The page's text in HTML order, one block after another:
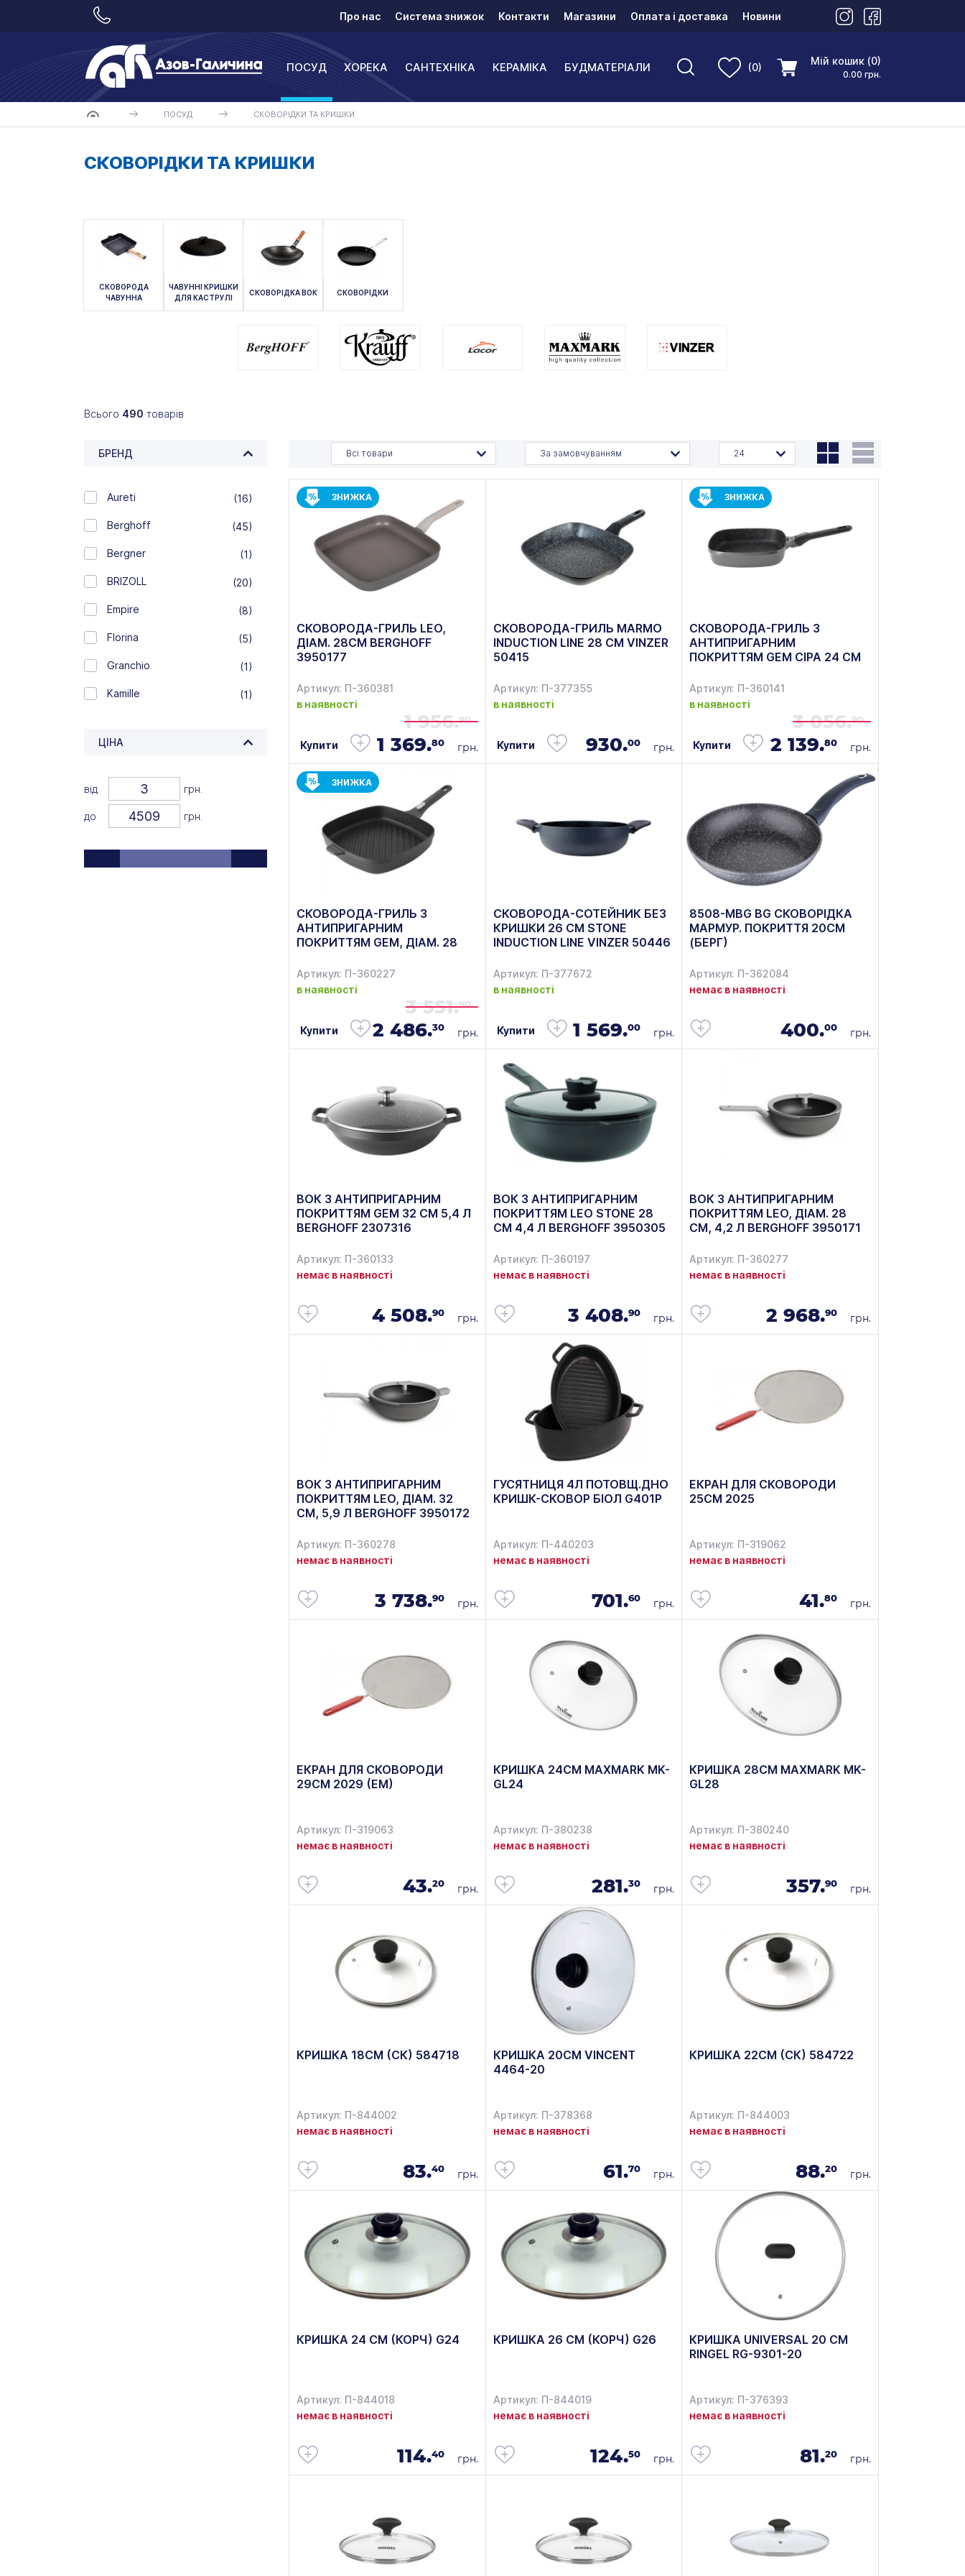
Про нас Система знижок Контакти Магазини Оплата і доставка Новини
ПОСУД ХОРЕКА САНТЕХНІКА КЕРАМІКА БУДМАТЕРІАЛИ (0)
Мій кошик (0)
0.00 грн.
ПОСУД СКОВОРІДКИ ТА КРИШКИ
СКОВОРІДКИ ТА КРИШКИ
СКОВОРОДА
ЧАВУННА
ЧАВУННІ КРИШКИ
ДЛЯ КАСТРУЛІ
СКОВОРІДКА ВОК СКОВОРІДКИ
Всього 490 товарів
БРЕНД
Aureti (16)
Berghoff (45)
Bergner (1)
BRIZOLL (20)
Empire (8)
Florina (5)
Granchio (1)
Kamille (1)
Krauff
Lacor
Lessner
ЦІНА
від грн.
до грн.
Всі товари За замовчуванням 24
ЗНИЖКА
СКОВОРОДА-ГРИЛЬ LEO,
ДІАМ. 28СМ BERGHOFF
3950177
Артикул: П-360381
в наявності
1 956.90
Купити 1 369.80 грн.
СКОВОРОДА-ГРИЛЬ MARMO
INDUCTION LINE 28 СМ VINZER
50415
Артикул: П-377355
в наявності
Купити 930.00 грн.
ЗНИЖКА
СКОВОРОДА-ГРИЛЬ З
АНТИПРИГАРНИМ
ПОКРИТТЯМ GEM СІРА 24 СМ
Артикул: П-360141
в наявності
3 056.90
Купити 2 139.80 грн.
ЗНИЖКА
СКОВОРОДА-ГРИЛЬ З
АНТИПРИГАРНИМ
ПОКРИТТЯМ GEM, ДІАМ. 28
Артикул: П-360227
в наявності
3 551.90
Купити 2 486.30 грн.
СКОВОРОДА-СОТЕЙНИК БЕЗ
КРИШКИ 26 СМ STONE
INDUCTION LINE VINZER 50446
Артикул: П-377672
в наявності
Купити 1 569.00 грн.
8508-MBG BG СКОВОРІДКА
МАРМУР. ПОКРИТТЯ 20СМ
(БЕРГ)
Артикул: П-362084
немає в наявності
400.00 грн.
ВОК З АНТИПРИГАРНИМ
ПОКРИТТЯМ GEM 32 СМ 5,4 Л
BERGHOFF 2307316
Артикул: П-360133
немає в наявності
4 508.90 грн.
ВОК З АНТИПРИГАРНИМ
ПОКРИТТЯМ LEO STONE 28
СМ 4,4 Л BERGHOFF 3950305
Артикул: П-360197
немає в наявності
3 408.90 грн.
ВОК З АНТИПРИГАРНИМ
ПОКРИТТЯМ LEO, ДІАМ. 28
СМ, 4,2 Л BERGHOFF 3950171
Артикул: П-360277
немає в наявності
2 968.90 грн.
ВОК З АНТИПРИГАРНИМ
ПОКРИТТЯМ LEO, ДІАМ. 32
СМ, 5,9 Л BERGHOFF 3950172
Артикул: П-360278
немає в наявності
3 738.90 грн.
ГУСЯТНИЦЯ 4Л ПОТОВЩ.ДНО
КРИШК-СКОВОР БІОЛ G401P
Артикул: П-440203
немає в наявності
701.60 грн.
ЕКРАН ДЛЯ СКОВОРОДИ
25СМ 2025
Артикул: П-319062
немає в наявності
41.80 грн.
ЕКРАН ДЛЯ СКОВОРОДИ
29СМ 2029 (ЕМ)
Артикул: П-319063
немає в наявності
43.20 грн.
КРИШКА 24СМ MAXMARK MK-
GL24
Артикул: П-380238
немає в наявності
281.30 грн.
КРИШКА 28СМ MAXMARK MK-
GL28
Артикул: П-380240
немає в наявності
357.90 грн.
КРИШКА 18СМ (СК) 584718
Артикул: П-844002
немає в наявності
83.40 грн.
КРИШКА 20СМ VINCENT
4464-20
Артикул: П-378368
немає в наявності
61.70 грн.
КРИШКА 22СМ (СК) 584722
Артикул: П-844003
немає в наявності
88.20 грн.
КРИШКА 24 СМ (КОРЧ) G24
Артикул: П-844018
немає в наявності
114.40 грн.
КРИШКА 26 СМ (КОРЧ) G26
Артикул: П-844019
немає в наявності
124.50 грн.
КРИШКА UNIVERSAL 20 СМ
RINGEL RG-9301-20
Артикул: П-376393
немає в наявності
81.20 грн.